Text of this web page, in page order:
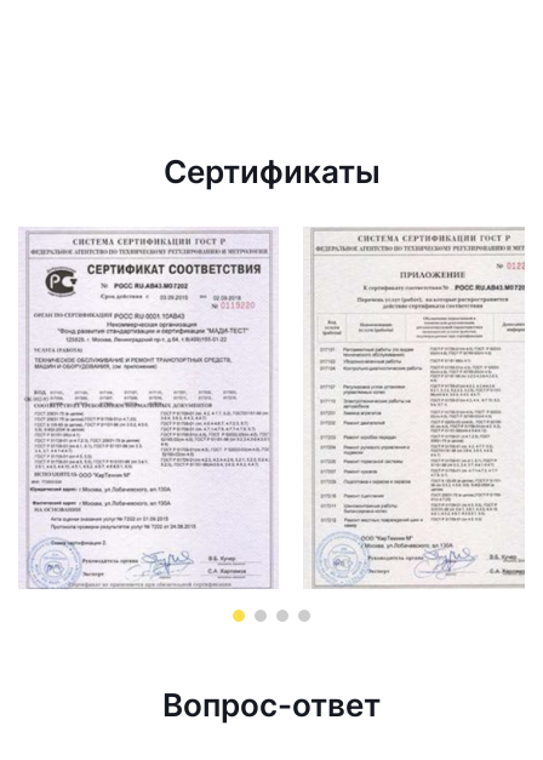
Сертификаты
Вопрос-ответ